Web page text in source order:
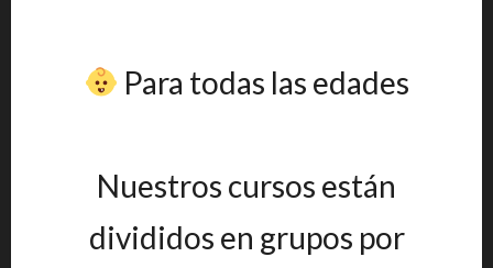
Para todas las edades
Nuestros cursos están
divididos en grupos por